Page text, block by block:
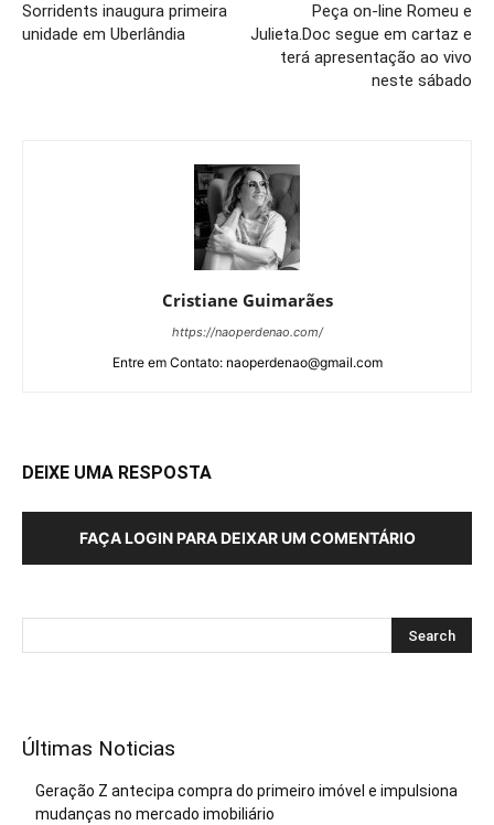
Sorridents inaugura primeira
unidade em Uberlândia
Peça on-line Romeu e
Julieta.Doc segue em cartaz e
terá apresentação ao vivo
neste sábado
Cristiane Guimarães
https://naoperdenao.com/
Entre em Contato: naoperdenao@gmail.com
DEIXE UMA RESPOSTA
FAÇA LOGIN PARA DEIXAR UM COMENTÁRIO
Últimas Noticias
Geração Z antecipa compra do primeiro imóvel e impulsiona
mudanças no mercado imobiliário